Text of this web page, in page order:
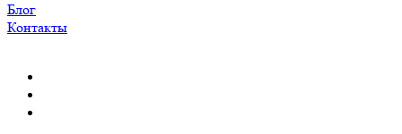
Блог
Контакты